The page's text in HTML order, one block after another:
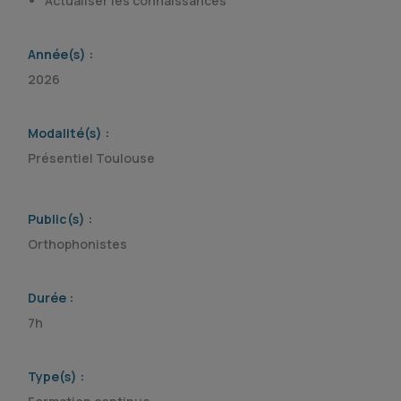
Année(s) :
2026
Modalité(s) :
Présentiel Toulouse
Public(s) :
Orthophonistes
Durée :
7h
Type(s) :